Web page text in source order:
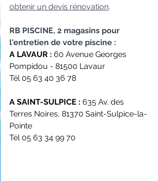
obtenir un devis rénovation.
RB PISCINE, 2 magasins pour
l'entretien de votre piscine :
A LAVAUR : 60 Avenue Georges
Pompidou - 81500 Lavaur
Tél 05 63 40 36 78
A SAINT-SULPICE : 635 Av. des
Terres Noires, 81370 Saint-Sulpice-la-
Pointe
Tél 05 63 34 99 70